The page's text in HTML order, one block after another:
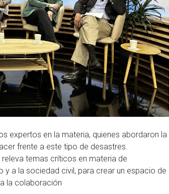
expertos en la materia, quienes abordaron la
frente a este tipo de desastres.
temas críticos en materia de
a la sociedad civil, para crear un espacio de
la colaboración